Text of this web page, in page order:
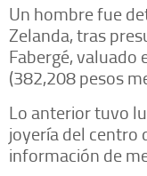
Un hombre fue
Zelanda, tras
Fabergé, valuado
(382,208 pesos
Lo anterior tuvo
joyería del centro
información de